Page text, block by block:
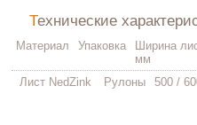
Технические
Материал Упаковка
Ширина
мм
Лист NedZink
Рулоны 500 /